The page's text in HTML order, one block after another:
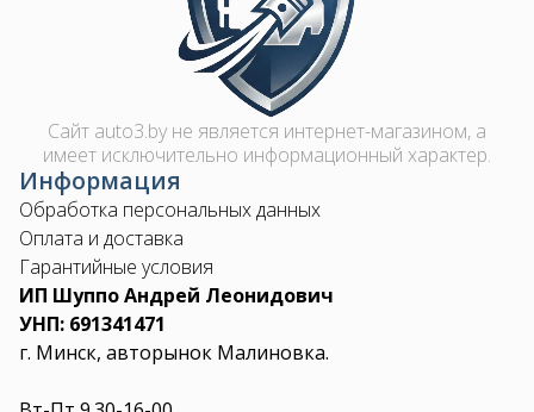
Сайт auto3.by не является интернет-магазином, а
имеет исключительно информационный характер.
Информация
Обработка персональных данных
Оплата и доставка
Гарантийные условия
ИП Шуппо Андрей Леонидович
УНП: 691341471
г. Минск, авторынок Малиновка.